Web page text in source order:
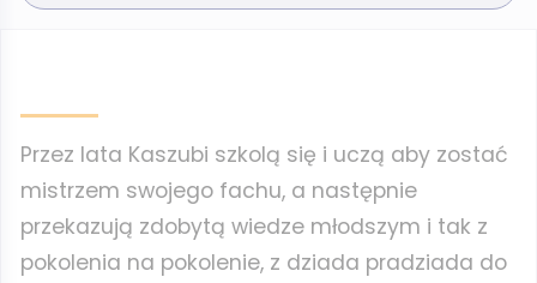
Przez lata Kaszubi szkolą się i uczą aby zostać
mistrzem swojego fachu, a następnie
przekazują zdobytą wiedze młodszym i tak z
pokolenia na pokolenie, z dziada pradziada do